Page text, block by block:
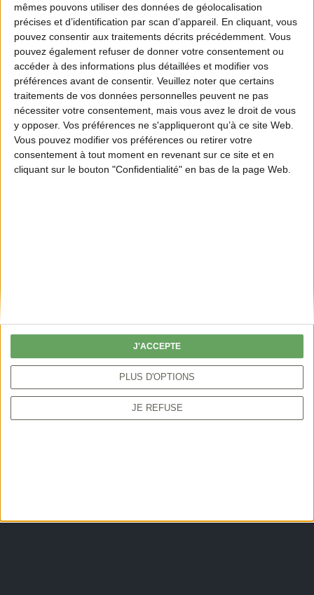
mêmes pouvons utiliser des données de géolocalisation
précises et d’identification par scan d'appareil. En cliquant, vous
pouvez consentir aux traitements décrits précédemment. Vous
pouvez également refuser de donner votre consentement ou
accéder à des informations plus détaillées et modifier vos
préférences avant de consentir. Veuillez noter que certains
traitements de vos données personnelles peuvent ne pas
nécessiter votre consentement, mais vous avez le droit de vous
y opposer. Vos préférences ne s'appliqueront qu’à ce site Web.
Vous pouvez modifier vos préférences ou retirer votre
consentement à tout moment en revenant sur ce site et en
cliquant sur le bouton "Confidentialité" en bas de la page Web.
PLUS D'OPTIONS
JE REFUSE
J'ACCEPTE
Pierre, éducateur sportif &
chasseur
ÉPISODE 2
Baptiste, maire rural & chasseur
ÉPISODE 4
Jean-Yves, Guide de haute
montagne & chasseur